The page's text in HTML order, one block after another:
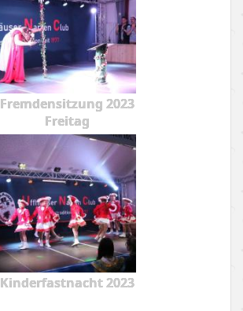
Fremdensitzung 2023
Freitag
Kinderfastnacht 2023